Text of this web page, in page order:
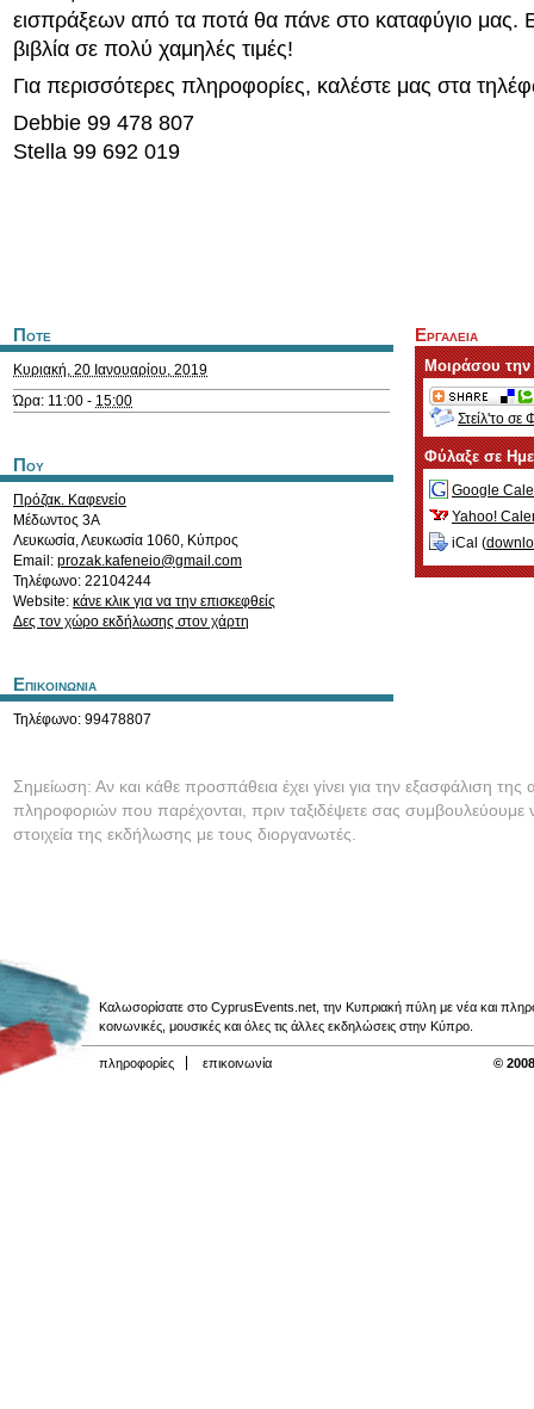
εισπράξεων από τα ποτά θα πάνε στο καταφύγιο μας.
βιβλία σε πολύ χαμηλές τιμές!
Για περισσότερες πληροφορίες, καλέστε μας στα
Debbie 99 478 807
Stella 99 692 019
Ποτε
Κυριακή, 20 Ιανουαρίου, 2019
Ώρα: 11:00 - 15:00
Που
Πρόζακ. Καφενείο
Μέδωντος 3Α
Λευκωσία,Λευκωσία 1060, Κύπρος
Email: prozak.kafeneio@gmail.com
Τηλέφωνο: 22104244
Website: κάνε κλικ για να την επισκεφθείς
Δες τον χώρο εκδήλωσης στον χάρτη
Επικοινωνια
Τηλέφωνο: 99478807
Εργαλεια
Μοιράσου
Στείλ'το σε
Φύλαξε σε
Google
Yahoo!
iCal (
Σημείωση: Αν και κάθε προσπάθεια έχει γίνει για την εξασφάλιση της
πληροφοριών που παρέχονται, πριν ταξιδέψετε σας συμβουλεύουμε
στοιχεία της εκδήλωσης με τους διοργανωτές.
Καλωσορίσατε στο CyprusEvents.net, την Κυπριακή πύλη με νέα και
κοινωνικές, μουσικές και όλες τις άλλες εκδηλώσεις στην Κύπρο.
πληροφορίες επικοινωνία ©